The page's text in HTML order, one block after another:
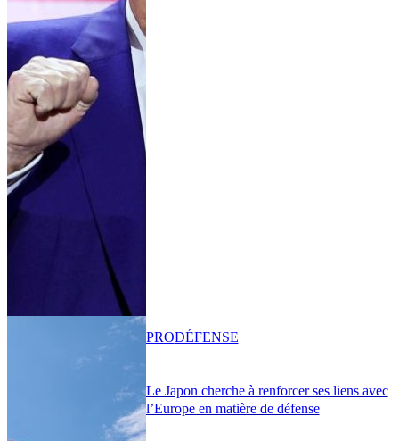
Le Japon cherche à renforcer ses liens avec
l’Europe en matière de défense
PRODÉFENSE